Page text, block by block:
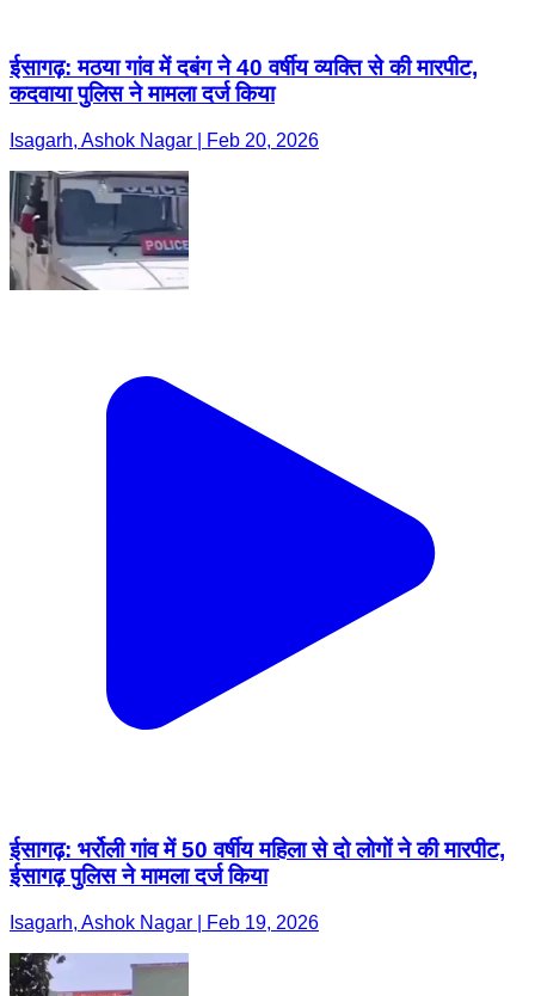
ईसागढ़: मठया गांव में दबंग ने 40 वर्षीय व्यक्ति से की मारपीट,
कदवाया पुलिस ने मामला दर्ज किया
Isagarh, Ashok Nagar | Feb 20, 2026
ईसागढ़: भर्रोली गांव में 50 वर्षीय महिला से दो लोगों ने की मारपीट,
ईसागढ़ पुलिस ने मामला दर्ज किया
Isagarh, Ashok Nagar | Feb 19, 2026